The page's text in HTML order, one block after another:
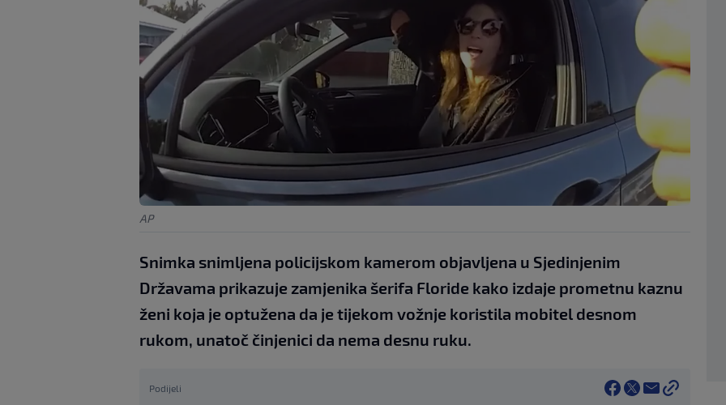
AP
Snimka snimljena policijskom kamerom objavljena u Sjedinjenim
Državama prikazuje zamjenika šerifa Floride kako izdaje prometnu kaznu
ženi koja je optužena da je tijekom vožnje koristila mobitel desnom
rukom, unatoč činjenici da nema desnu ruku.
Podijeli